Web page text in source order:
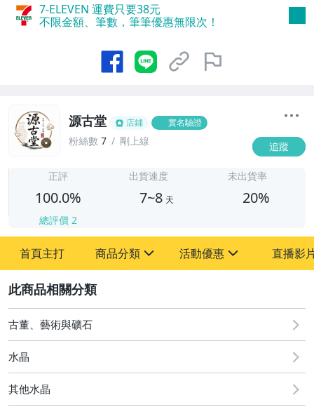
7-ELEVEN 運費只要38元
不限金額、筆數，筆筆優惠無限次！
源古堂 店鋪 實名驗證
粉絲數 7 剛上線 追蹤
正評
100.0%
總評價 2
出貨速度
7~8 天
未出貨率
20%
首頁主打 商品分類
其它
活動優惠
[全店] 周年慶
[全店] 粉絲專享
直播影
古董、藝術與礦石
水晶
其他水晶